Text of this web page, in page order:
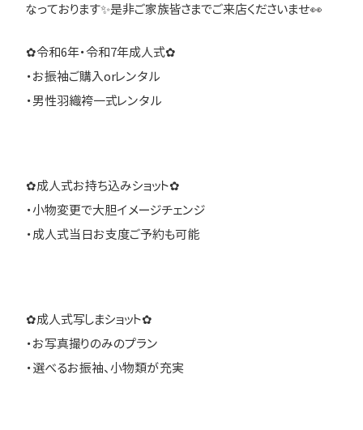
なっております✨是非ご家族皆さまでご来店くださいませ👀
✿令和6年・令和7年成人式✿
・お振袖ご購入orレンタル
・男性羽織袴一式レンタル
✿成人式お持ち込みショット✿
・小物変更で大胆イメージチェンジ
・成人式当日お支度ご予約も可能
✿成人式写しまショット✿
・お写真撮りのみのプラン
・選べるお振袖、小物類が充実